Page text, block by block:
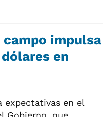
impulsa
en
expectativas en el
Gobierno, que